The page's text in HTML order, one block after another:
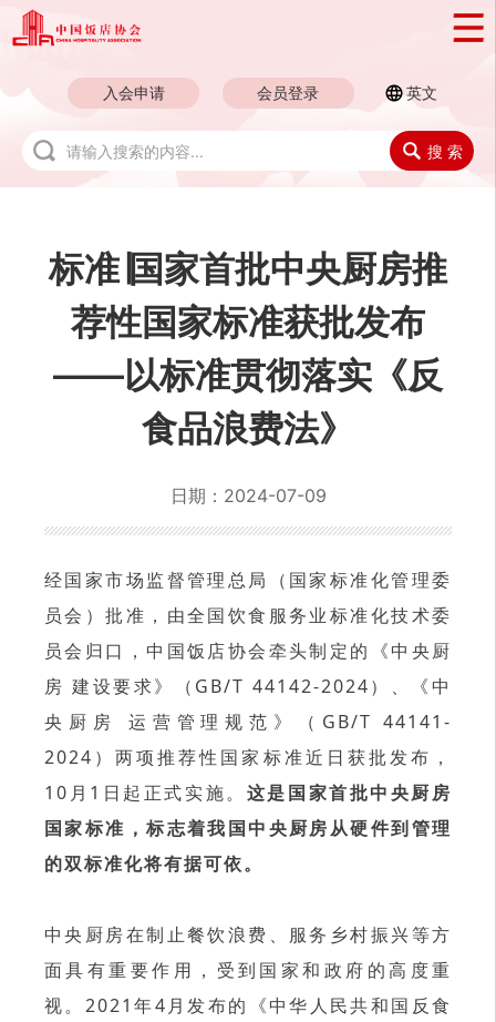
入会申请 会员登录 英文
搜 索
标准∣国家首批中央厨房推
荐性国家标准获批发布
——以标准贯彻落实《反
食品浪费法》
日期： 2024-07-09
经国家市场监督管理总局（国家标准化管理委
员会）批准，由全国饮食服务业标准化技术委
员会归口，中国饭店协会牵头制定的《中央厨
房 建设要求》（GB/T 44142-2024）、《中
央厨房 运营管理规范》（GB/T 44141-
2024）两项推荐性国家标准近日获批发布，
10月1日起正式实施。 这是国家首批中央厨房
国家标准，标志着我国中央厨房从硬件到管理
的双标准化将有据可依。
中央厨房在制止餐饮浪费、服务乡村振兴等方
面具有重要作用，受到国家和政府的高度重
视。2021年4月发布的《中华人民共和国反食